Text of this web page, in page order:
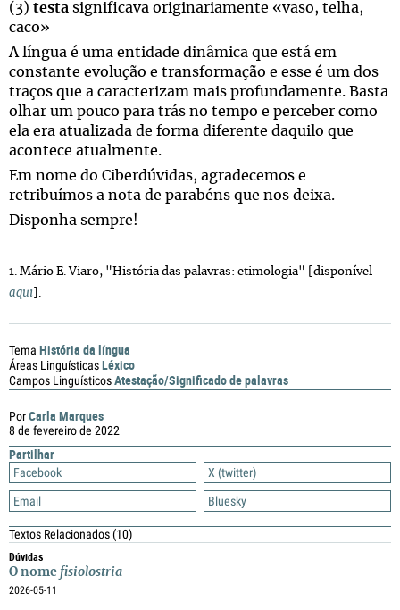
PorCarla Marques
8 de fevereiro de 2022
Partilhar
Facebook
X (twitter)
Email
Bluesky
Textos Relacionados(10)
Dúvidas
O nome fisiolostria
2026-05-11
(3) testa significava originariamente «vaso, telha,
caco»
A língua é uma entidade dinâmica que está em
constante evolução e transformação e esse é um dos
traços que a caracterizam mais profundamente. Basta
olhar um pouco para trás no tempo e perceber como
ela era atualizada de forma diferente daquilo que
acontece atualmente.
Em nome do Ciberdúvidas, agradecemos e
retribuímos a nota de parabéns que nos deixa.
Disponha sempre!
1. Mário E. Viaro, "História das palavras: etimologia" [disponível
aqui ].
Tema História da língua
Áreas LinguísticasLéxico
Campos LinguísticosAtestação/Significado de palavras